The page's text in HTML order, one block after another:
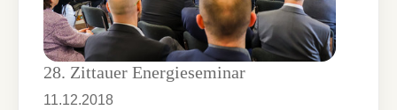
28. Zittauer Energieseminar
11.12.2018